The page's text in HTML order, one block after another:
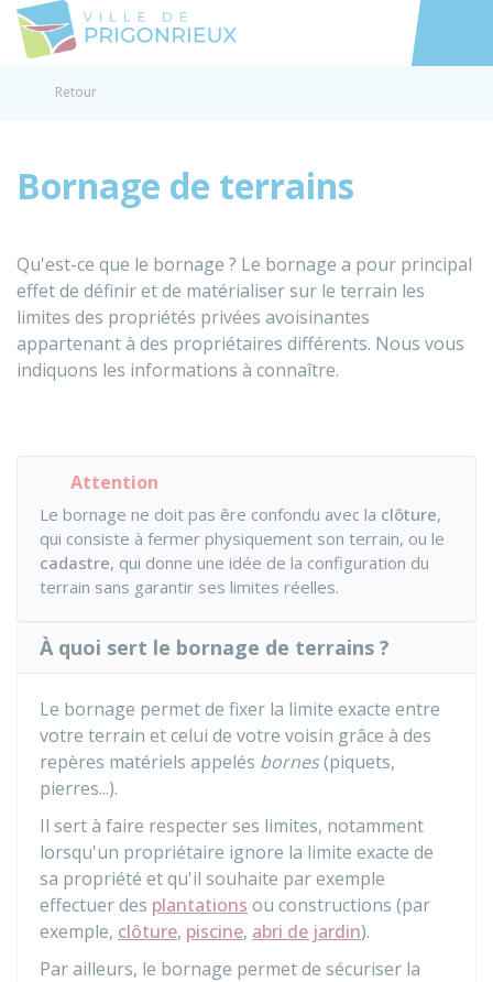
Accéder
Retour
Bornage de terrains
Qu'est-ce que le bornage ? Le bornage a pour principal
effet de définir et de matérialiser sur le terrain les
limites des propriétés privées avoisinantes
appartenant à des propriétaires différents. Nous vous
indiquons les informations à connaître.
Attention
Le bornage ne doit pas êre confondu avec la clôture,
qui consiste à fermer physiquement son terrain, ou le
cadastre, qui donne une idée de la configuration du
terrain sans garantir ses limites réelles.
À quoi sert le bornage de terrains ?
Le bornage permet de fixer la limite exacte entre
votre terrain et celui de votre voisin grâce à des
repères matériels appelés bornes(piquets,
pierres...).
Il sert à faire respecter ses limites, notamment
lorsqu'un propriétaire ignore la limite exacte de
sa propriété et qu'il souhaite par exemple
effectuer des plantations ou constructions (par
exemple, clôture, piscine, abri de jardin).
Par ailleurs, le bornage permet de sécuriser la